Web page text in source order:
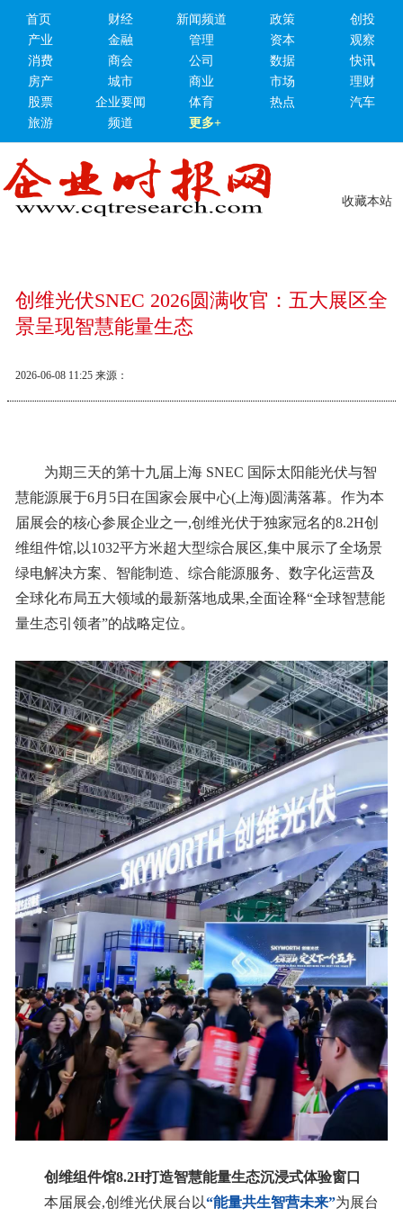
首页 财经 新闻频道 政策
创投
产业
金融 管理 资本
观察
消费
商会 公司 数据
快讯
房产
城市 商业 市场
理财
股票
企业要闻 体育 热点
汽车
旅游
频道 更多+
收藏本站
创维光伏SNEC 2026圆满收官：五大展区全
景呈现智慧能量生态
2026-06-08 11:25 来源：
为期三天的第十九届上海 SNEC 国际太阳能光伏与智
慧能源展于6月5日在国家会展中心(上海)圆满落幕。作为本
届展会的核心参展企业之一,创维光伏于独家冠名的8.2H创
维组件馆,以1032平方米超大型综合展区,集中展示了全场景
绿电解决方案、智能制造、综合能源服务、数字化运营及
全球化布局五大领域的最新落地成果,全面诠释“全球智慧能
量生态引领者”的战略定位。
创维组件馆8.2H打造智慧能量生态沉浸式体验窗口
本届展会,创维光伏展台以“能量共生智营未来”为展台